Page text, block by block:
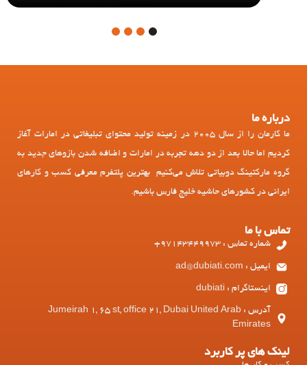
1
درباره ما
ما کارمان را از سال 2005 در زمینه تولید محتوای تبلیغاتی در امارات آغاز
کردیم اما حالا بعد از دو دهه تجربه در امارات و اضافه شدن بازوهای جدید به
گروه مارکتینگ دوبیاتی تلاش می‌کنیم بهترین پلتفرم معرفی کسب و کارهای
ایرانی در کشورهای حاشیه خلیج فارس باشیم.
تماس با ما
شماره تماس : 97143449973+
ایمیل : ad@dubiati.com
اینستاگرام : dubiati
آدرس : Jumeirah 1, 65 st, office 21, Dubai United Arab
Emirates
لینک های پر کاربرد